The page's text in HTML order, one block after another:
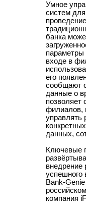
Умное
систем
банка
параметры
входе в
его
сообщают
данные о
позволяет
филиалов,
управлять
данных,
Ключевые
успешного
Bank-
компания